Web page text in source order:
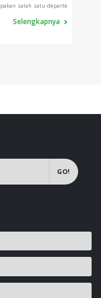
salah satu departe
Selengkapnya
GO!